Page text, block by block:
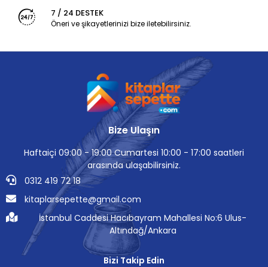
7 / 24 DESTEK
Öneri ve şikayetlerinizi bize iletebilirsiniz.
Bize Ulaşın
Haftaiçi 09:00 - 19:00 Cumartesi 10:00 - 17:00 saatleri
arasında ulaşabilirsiniz.
0312 419 72 18
kitaplarsepette@gmail.com
İstanbul Caddesi Hacıbayram Mahallesi No:6 Ulus-
Altındağ/Ankara
Bizi Takip Edin